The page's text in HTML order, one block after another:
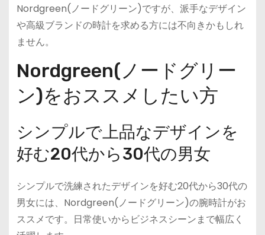
Nordgreen(ノードグリーン)ですが、派手なデザイン
や高級ブランドの時計を求める方には不向きかもしれ
ません。
Nordgreen(ノードグリー
ン)をおススメしたい方
シンプルで上品なデザインを
好む20代から30代の男女
シンプルで洗練されたデザインを好む20代から30代の
男女には、Nordgreen(ノードグリーン)の腕時計がお
ススメです。日常使いからビジネスシーンまで幅広く